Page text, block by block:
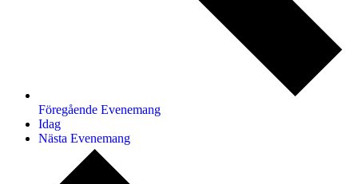
Föregående Evenemang
Idag
Nästa Evenemang